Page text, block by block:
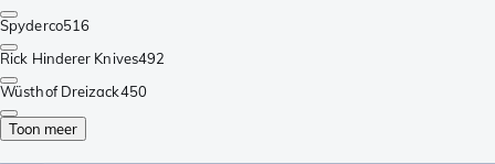
Spyderco516
Rick Hinderer Knives492
Wüsthof Dreizack450
Toon meer